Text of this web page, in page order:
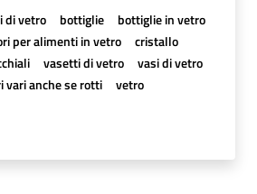
di vetro bottiglie
bottiglie in vetro
per alimenti in vetro
cristallo
vasetti di vetro
vasi di vetro
vari anche se rotti vetro